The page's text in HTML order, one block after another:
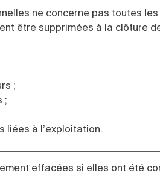
ne concerne pas toutes
être supprimées à la clôture
;
;
liées à l’exploitation.
effacées si elles ont été